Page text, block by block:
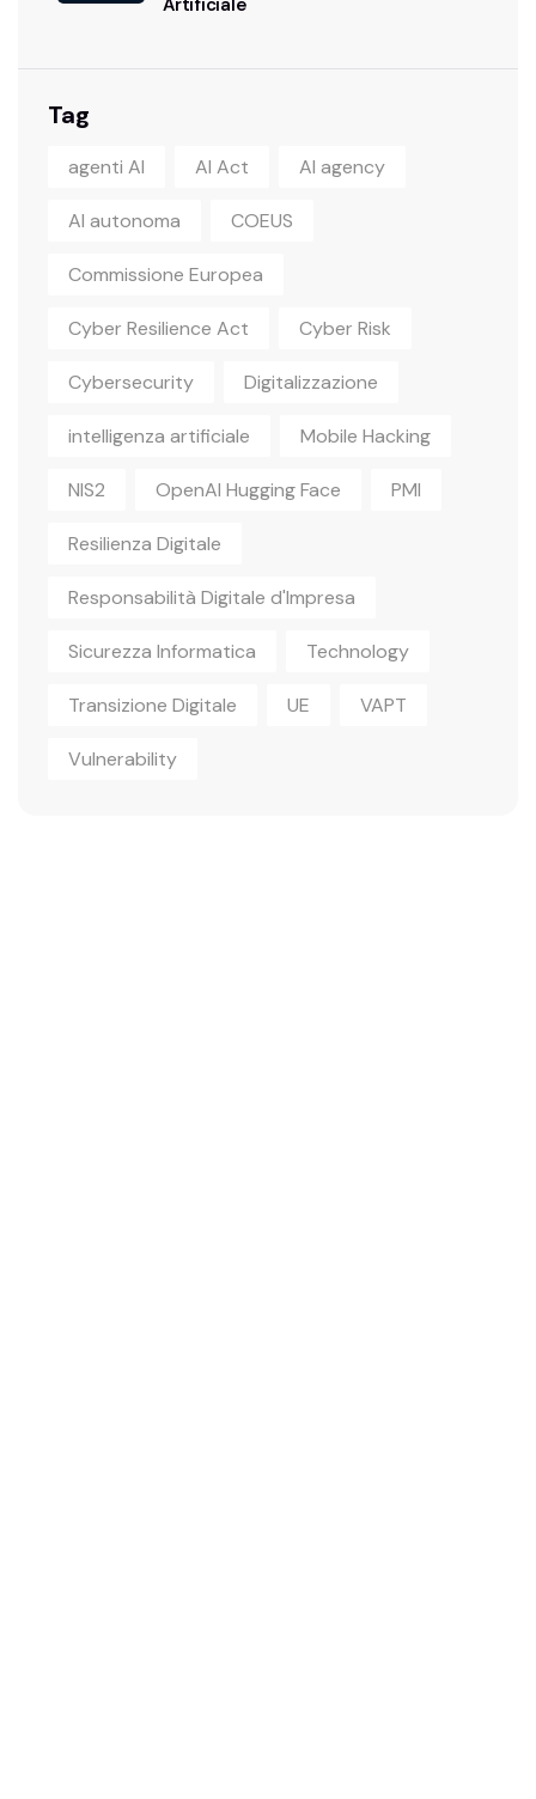
Artificiale
Tag
agenti AI AI Act AI agency
AI autonoma COEUS
Commissione Europea
Cyber Resilience Act Cyber Risk
Cybersecurity Digitalizzazione
intelligenza artificiale Mobile Hacking
NIS2 OpenAI Hugging Face PMI
Resilienza Digitale
Responsabilità Digitale d'Impresa
Sicurezza Informatica Technology
Transizione Digitale UE VAPT
Vulnerability